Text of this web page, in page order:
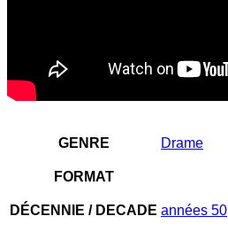
GENRE Drame
FORMAT
DÉCENNIE / DECADE années 50